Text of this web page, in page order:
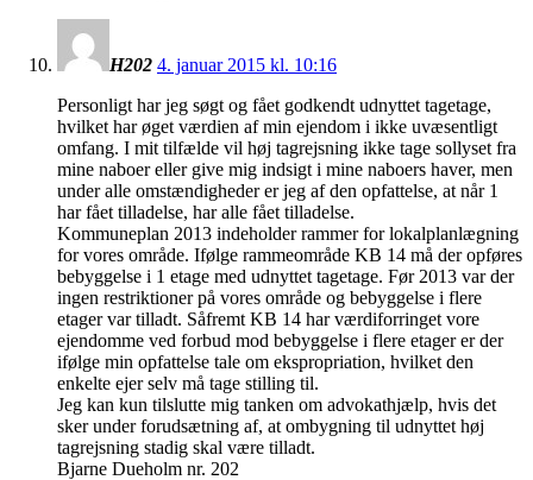
H202 4. januar 2015 kl. 10:16
Personligt har jeg søgt og fået godkendt udnyttet tagetage,
hvilket har øget værdien af min ejendom i ikke uvæsentligt
omfang. I mit tilfælde vil høj tagrejsning ikke tage sollyset fra
mine naboer eller give mig indsigt i mine naboers haver, men
under alle omstændigheder er jeg af den opfattelse, at når 1
har fået tilladelse, har alle fået tilladelse.
Kommuneplan 2013 indeholder rammer for lokalplanlægning
for vores område. Ifølge rammeområde KB 14 må der opføres
bebyggelse i 1 etage med udnyttet tagetage. Før 2013 var der
ingen restriktioner på vores område og bebyggelse i flere
etager var tilladt. Såfremt KB 14 har værdiforringet vore
ejendomme ved forbud mod bebyggelse i flere etager er der
ifølge min opfattelse tale om ekspropriation, hvilket den
enkelte ejer selv må tage stilling til.
Jeg kan kun tilslutte mig tanken om advokathjælp, hvis det
sker under forudsætning af, at ombygning til udnyttet høj
tagrejsning stadig skal være tilladt.
Bjarne Dueholm nr. 202